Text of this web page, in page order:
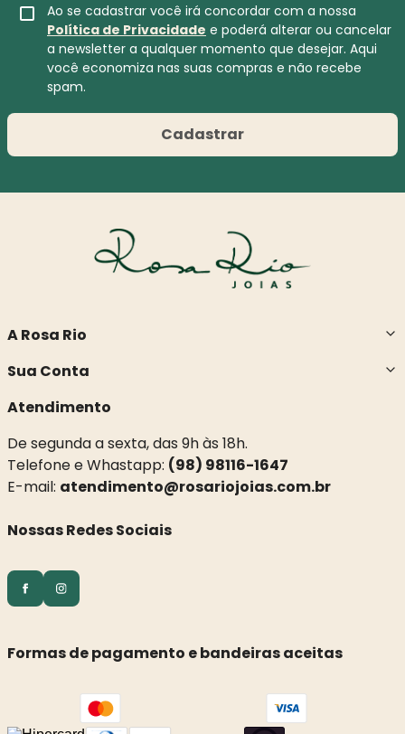
Ao se cadastrar você irá concordar com a nossa
Política de Privacidade e poderá alterar ou cancelar
a newsletter a qualquer momento que desejar. Aqui
você economiza nas suas compras e não recebe
spam.
Cadastrar
A Rosa Rio
Sua Conta
Atendimento
De segunda a sexta, das 9h às 18h.
Telefone e Whastapp: (98) 98116-1647
E-mail: atendimento@rosariojoias.com.br
Nossas Redes Sociais
Formas de pagamento e bandeiras aceitas